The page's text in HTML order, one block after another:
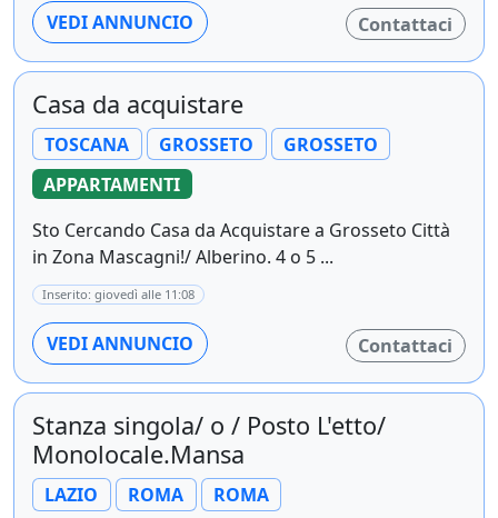
VEDI ANNUNCIO Contattaci
Casa da acquistare
TOSCANA GROSSETO
GROSSETO
APPARTAMENTI
Sto Cercando Casa da Acquistare a Grosseto Città
in Zona Mascagni!/ Alberino. 4 o 5 ...
Inserito: giovedì alle 11:08
VEDI ANNUNCIO Contattaci
Stanza singola/ o / Posto L'etto/
Monolocale.Mansa
LAZIO ROMA
ROMA